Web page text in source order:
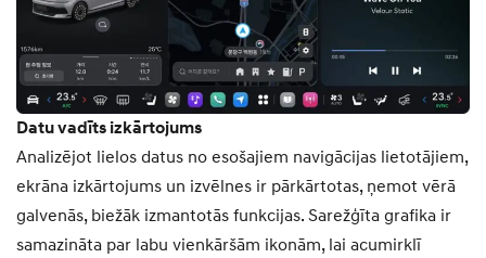
Datu vadīts izkārtojums
Analizējot lielos datus no esošajiem navigācijas lietotājiem,
ekrāna izkārtojums un izvēlnes ir pārkārtotas, ņemot vērā
galvenās, biežāk izmantotās funkcijas. Sarežģīta grafika ir
samazināta par labu vienkāršām ikonām, lai acumirklī